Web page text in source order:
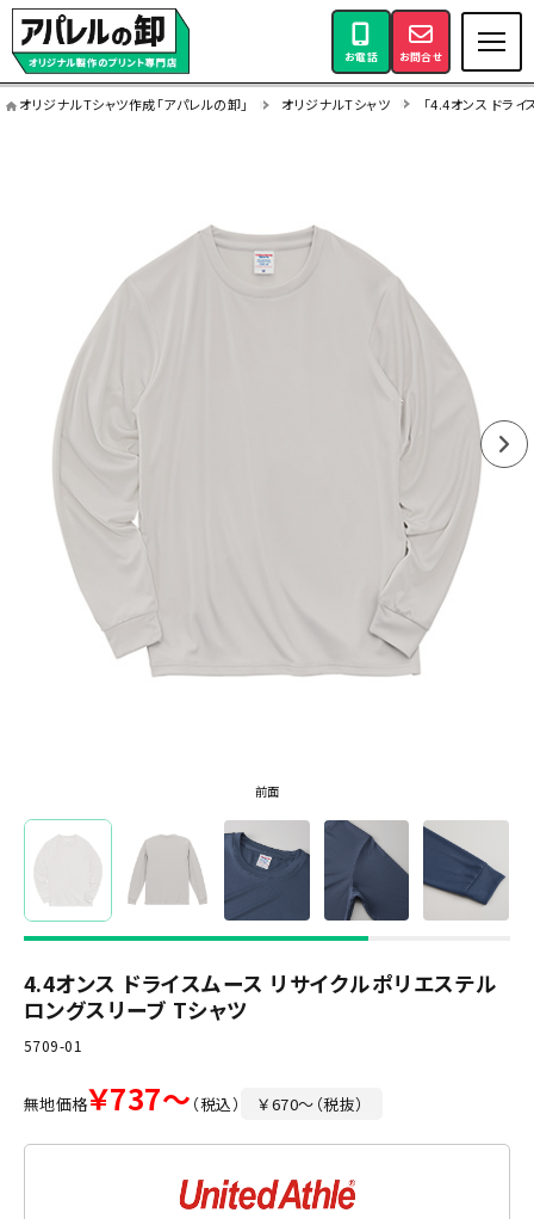
お電話 お問合せ
オリジナルTシャツ作成「アパレルの卸」 オリジナルTシャツ 「4.4オンス ドラ
前面
4.4オンス ドライスムース リサイクルポリエステル
ロングスリーブ Tシャツ
5709-01
無地価格￥737～ （税込） ￥670～（税抜）